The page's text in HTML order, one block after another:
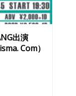
出演
Com）